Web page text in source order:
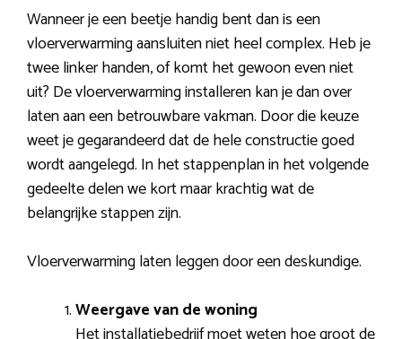
Wanneer je een beetje handig bent dan is een
vloerverwarming aansluiten niet heel complex. Heb je
twee linker handen, of komt het gewoon even niet
uit? De vloerverwarming installeren kan je dan over
laten aan een betrouwbare vakman. Door die keuze
weet je gegarandeerd dat de hele constructie goed
wordt aangelegd. In het stappenplan in het volgende
gedeelte delen we kort maar krachtig wat de
belangrijke stappen zijn.
Vloerverwarming laten leggen door een deskundige.
Weergave van de woning